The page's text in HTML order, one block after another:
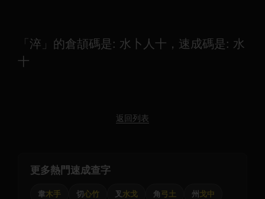
「淬」的倉頡碼是: 水卜人十，速成碼是: 水
十
返回列表
更多熱門速成查字
韋木手 切心竹 叉 水戈 角弓土 州 戈中